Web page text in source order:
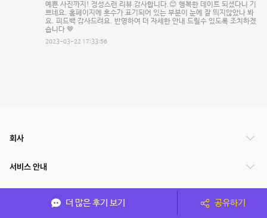
예쁜 사진까지! 정성스런 리뷰 감사합니다.😊 행복한 데이트 되셨다니 기
쁘네요. 홈페이지에 홋수가 표기되어 있는 부분이 눈에 잘 띄지않았나 봐
요. 피드백 감사드려요. 반영하여 더 자세한 안내 드릴수 있도록 조치하겠
습니다 🤎
2023-03-22 17:33:56
더 많은 후기 보기 공유하기
회사
서비스 안내